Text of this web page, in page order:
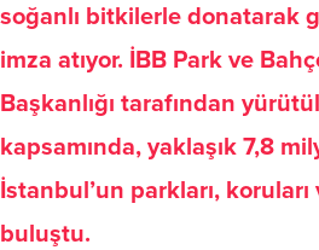
soğanlı bitkilerle donatarak
imza atıyor. İBB Park ve
Başkanlığı tarafından
kapsamında, yaklaşık 7,8
İstanbul’un parkları,
buluştu.